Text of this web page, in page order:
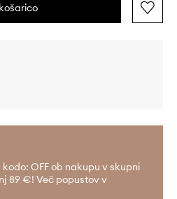
OFF ob nakupu v skupni
89 €! Več popustov v